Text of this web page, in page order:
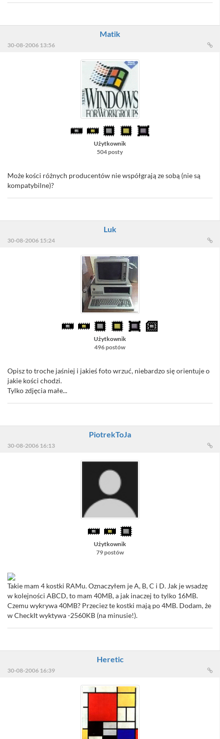
Matik
30-08-2006 13:56
Użytkownik
504 posty
Może kości różnych producentów nie współgrają ze sobą (nie są
kompatybilne)?
Luk
30-08-2006 15:24
Użytkownik
496 postów
Opisz to troche jaśniej i jakieś foto wrzuć, niebardzo się orientuje o
jakie kości chodzi.
Tylko zdjęcia małe...
PiotrekToJa
30-08-2006 16:13
Użytkownik
79 postów
Takie mam 4 kostki RAMu. Oznaczyłem je A, B, C i D. Jak je wsadzę
w kolejności ABCD, to mam 40MB, a jak inaczej to tylko 16MB.
Czemu wykrywa 40MB? Przeciez te kostki mają po 4MB. Dodam, że
w CheckIt wyktywa -2560KB (na minusie!).
Heretic
30-08-2006 16:39